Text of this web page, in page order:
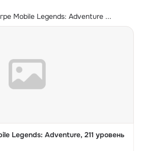
Mobile Legends: Adventure ...
Legends: Adventure, 211 уровень